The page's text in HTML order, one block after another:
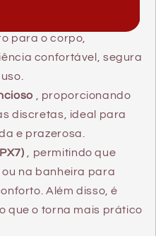
para o corpo,
confortável, segura
, proporcionando
discretas, ideal para
e prazerosa.
, permitindo que
ou na banheira para
Além disso, é
que o torna mais prático